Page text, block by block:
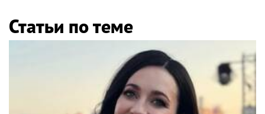
Статьи по теме